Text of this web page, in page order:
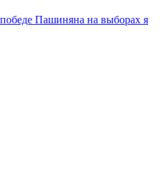
Пашиняна на выборах я